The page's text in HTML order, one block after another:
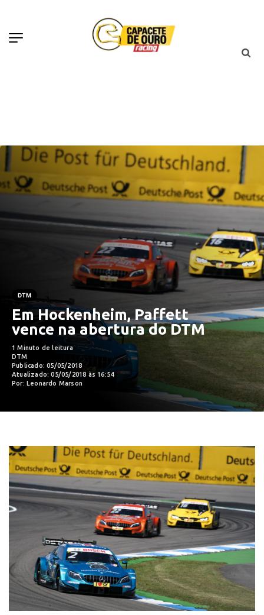
DTM
Em Hockenheim, Paffett
vence na abertura do DTM
1 Minuto de leitura
DTM
Publicado: 05/05/2018
Atualizado: 05/05/2018 às 16:54
Por: Leonardo Marson